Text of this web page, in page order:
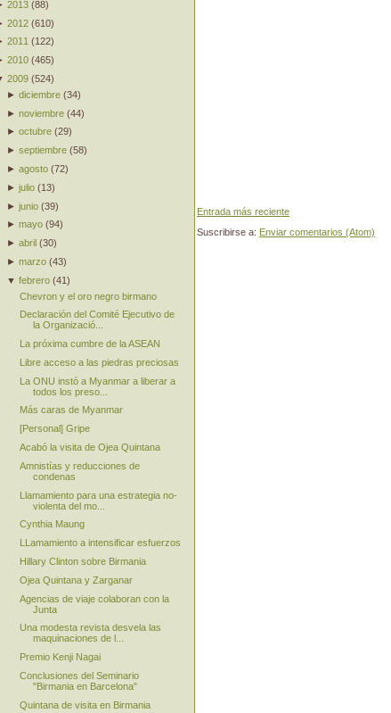
Entrada más reciente
Suscribirse a: Enviar comentarios (Atom)
2013 (88)
2012 (610)
2011 (122)
2010 (465)
2009 (524)
►diciembre (34)
►noviembre (44)
►octubre (29)
►septiembre (58)
►agosto (72)
►julio (13)
►junio (39)
►mayo (94)
►abril (30)
►marzo (43)
▼febrero (41)
Chevron y el oro negro birmano
Declaración del Comité Ejecutivo de
la Organizació...
La próxima cumbre de la ASEAN
Libre acceso a las piedras preciosas
La ONU instó a Myanmar a liberar a
todos los preso...
Más caras de Myanmar
[Personal] Gripe
Acabó la visita de Ojea Quintana
Amnistías y reducciones de
condenas
Llamamiento para una estrategia no-
violenta del mo...
Cynthia Maung
LLamamiento a intensificar esfuerzos
Hillary Clinton sobre Birmania
Ojea Quintana y Zarganar
Agencias de viaje colaboran con la
Junta
Una modesta revista desvela las
maquinaciones de l...
Premio Kenji Nagai
Conclusiones del Seminario
"Birmania en Barcelona"
Quintana de visita en Birmania